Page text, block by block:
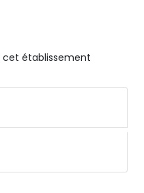
cet établissement